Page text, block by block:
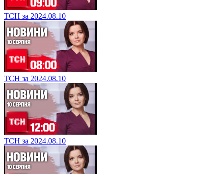
ТСН за 2024.08.10
ТСН за 2024.08.10
ТСН за 2024.08.10